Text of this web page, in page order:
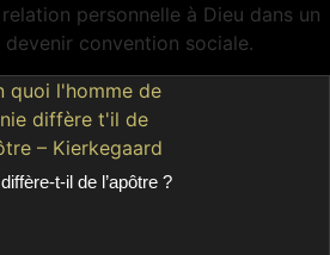
personnelle à Dieu dans un
convention sociale.
t-il de l’apôtre ?